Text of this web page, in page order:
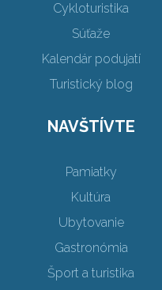
Cykloturistika
Súťaže
Kalendár podujatí
Turistický blog
NAVŠTÍVTE
Pamiatky
Kultúra
Ubytovanie
Gastronómia
Šport a turistika